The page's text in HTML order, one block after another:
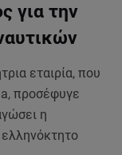
για την
εταιρία, που
προσέφυγε
η